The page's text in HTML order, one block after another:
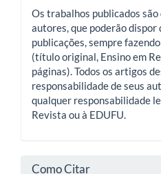
Os trabalhos publicados
autores, que poderão
publicações, sempre
(título original, Ensino em
páginas). Todos os artigos
responsabilidade de seus
qualquer responsabilidade
Revista ou à EDUFU.
Como Citar